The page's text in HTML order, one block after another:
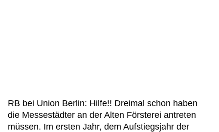
RB bei Union Berlin: Hilfe!! Dreimal schon haben
die Messestädter an der Alten Försterei antreten
müssen. Im ersten Jahr, dem Aufstiegsjahr der